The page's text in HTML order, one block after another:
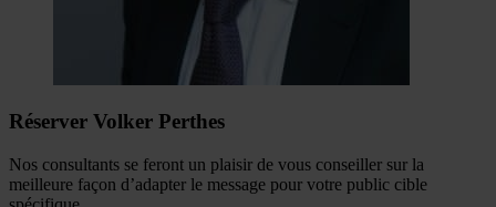
Réserver Volker Perthes
Nos consultants se feront un plaisir de vous conseiller sur la
meilleure façon d’adapter le message pour votre public cible